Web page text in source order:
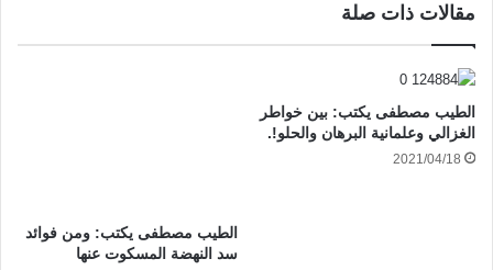
مقالات ذات صلة
الطيب مصطفى يكتب: بين خواطر
الغزالي وعلمانية البرهان والحلو!.
2021/04/18
الطيب مصطفى يكتب: ومن فوائد
سد النهضة المسكوت عنها